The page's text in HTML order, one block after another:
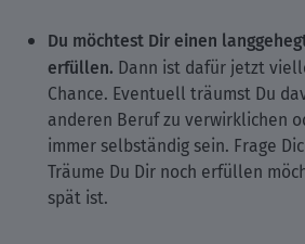
Du möchtest Dir einen
erfüllen. Dann ist dafür jetzt
Chance. Eventuell träumst Du
anderen Beruf zu verwirklichen
immer selbständig sein. Frage
Träume Du Dir noch erfüllen
spät ist.